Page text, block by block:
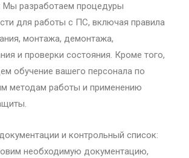
Мы разработаем процедуры
для работы с ПС, включая правила
монтажа, демонтажа,
и проверки состояния. Кроме того,
обучение вашего персонала по
методам работы и применению
и контрольный список:
необходимую документацию,